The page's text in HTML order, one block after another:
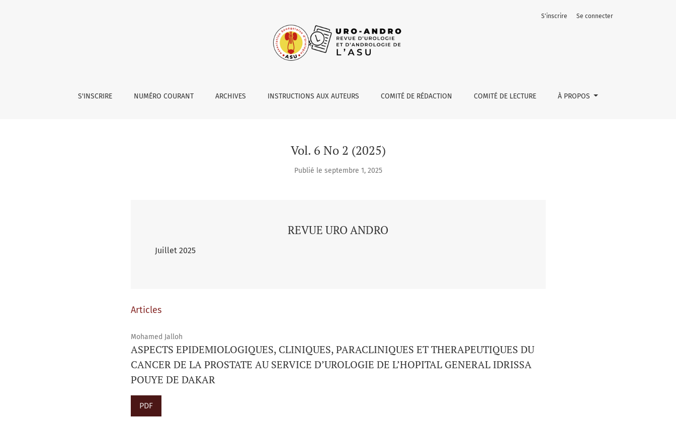
S'INSCRIRE NUMÉRO COURANT ARCHIVES INSTRUCTIONS AUX AUTEURS COMITÉ DE RÉDACTION COMITÉ DE LECTURE À PROPOS
S'inscrire Se connecter
Vol. 6 No 2 (2025)
Publié le septembre 1, 2025
REVUE URO ANDRO
Juillet 2025
Articles
Mohamed Jalloh
ASPECTS EPIDEMIOLOGIQUES, CLINIQUES, PARACLINIQUES ET THERAPEUTIQUES DU
CANCER DE LA PROSTATE AU SERVICE D’UROLOGIE DE L’HOPITAL GENERAL IDRISSA
POUYE DE DAKAR
PDF